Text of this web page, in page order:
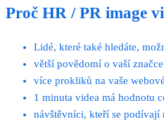
Proč HR / PR image
Lidé, které také hledáte,
větší povědomí o vaší značce
více prokliků na vaše
1 minuta videa má hodnotu
návštěvníci, kteří se podívají